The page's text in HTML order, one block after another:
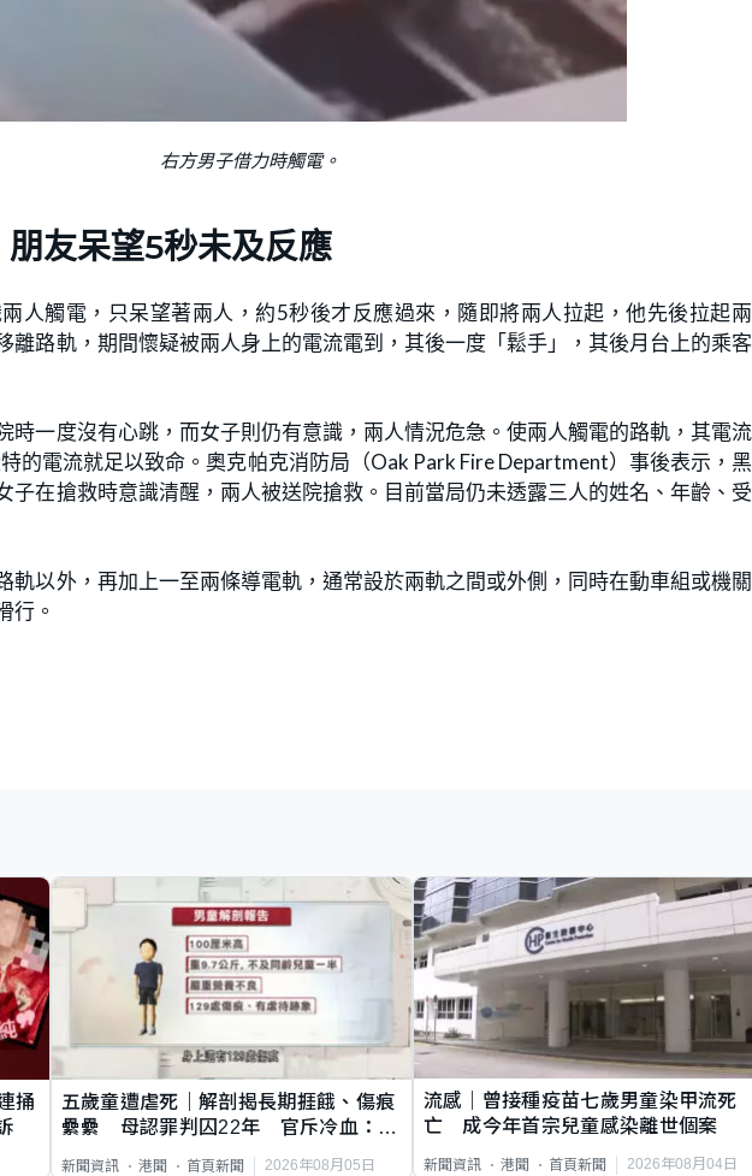
右方男子借力時觸電。
友呆望5秒未及反應
人觸電，只呆望著兩人，約5秒後才反應過來，隨即將兩人拉起，他先後拉起
離路軌，期間懷疑被兩人身上的電流電到，其後一度「鬆手」，其後月台上的乘
時一度沒有心跳，而女子則仍有意識，兩人情況危急。使兩人觸電的路軌，其電
的電流就足以致命。奧克帕克消防局（Oak Park Fire Department）事後表示，
子在搶救時意識清醒，兩人被送院搶救。目前當局仍未透露三人的姓名、年齡、
軌以外，再加上一至兩條導電軌，通常設於兩軌之間或外側，同時在動車組或機
行。
捅
五歲童遭虐死｜解剖揭長期捱餓、傷痕
纍纍 母認罪判囚22年 官斥冷血：同
新聞資訊 港聞 首頁新聞 2026年08月05日
流感｜曾接種疫苗七歲男童染甲流死
亡 成今年首宗兒童感染離世個案
新聞資訊 港聞 首頁新聞 2026年08月04日